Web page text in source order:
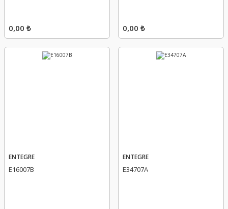
0,00 ₺ 0,00 ₺
ENTEGRE
E16007B
ENTEGRE
E34707A